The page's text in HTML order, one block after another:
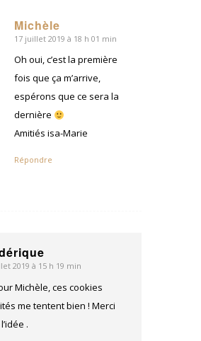
Michèle
dit
17 juillet 2019 à 18 h 01 min
Oh oui, c’est la première
fois que ça m’arrive,
espérons que ce sera la
dernière
Amitiés isa-Marie
Répondre
2019 à 15 h 19 min
Michèle, ces cookies
me tentent bien ! Merci
.